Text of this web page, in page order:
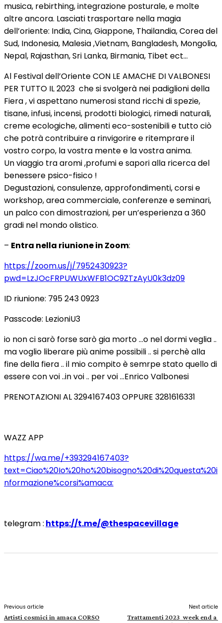
musica, rebirthing, integrazione posturale, e molte
altre ancora. Lasciati trasportare nella magia
dell’oriente: India, Cina, Giappone, Thailandia, Corea del
Sud, Indonesia, Malesia ,Vietnam, Bangladesh, Mongolia,
Nepal, Rajasthan, Sri Lanka, Birmania, Tibet ect…
Al Festival dell’Oriente CON LE AMACHE DI VALBONESI
PER TUTTO IL 2023 che si svolgerà nei padiglioni della
Fiera , vi aspettano numerosi stand ricchi di spezie,
tisane, infusi, incensi, prodotti biologici, rimedi naturali,
creme ecologiche, alimenti eco-sostenibili e tutto ciò
che potrà contribuire a rinvigorire e ritemprare il
vostro corpo, la vostra mente e la vostra anima.
Un viaggio tra aromi ,profumi e sapori alla ricerca del
benessere psico-fisico !
Degustazioni, consulenze, approfondimenti, corsi e
workshop, area commerciale, conferenze e seminari,
un palco con dimostrazioni, per un’esperienza a 360
gradi nel mondo olistico.
– Entra nella riunione in Zoom:
https://zoom.us/j/7952430923?
pwd=LzJOcFRPUWUxWFB1OC9ZTzAyU0k3dz09
ID riunione: 795 243 0923
Passcode: LezioniU3
io non ci sarò forse sarò gia morto …o nel dormi veglia ..
ma voglio liberare più anime possibili .. si perchè alla
fine della fiera .. il mio compito è semrpe stato quello di
essere con voi ..in voi .. per voi …Enrico Valbonesi
PRENOTAZIONI AL 3294167403 OPPURE 3281616331
WAZZ APP
https://wa.me/+393294167403?
text=Ciao%20Io%20ho%20bisogno%20di%20questa%20i
nformazione%corsi%amaca:
telegram : https://t.me/@thespacevillage
Previous article
Artisti cosmici in amaca CORSO
Next article
Trattamenti 2023 week end a